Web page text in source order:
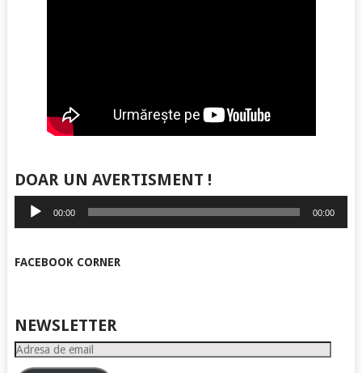
DOAR UN AVERTISMENT !
Player
audio
00:00 00:00
FACEBOOK CORNER
NEWSLETTER
Adresa